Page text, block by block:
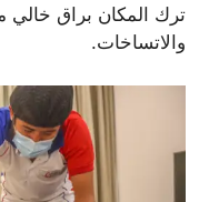
ترك المكان براق خالي
والاتساخات.